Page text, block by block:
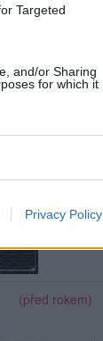
Targeted
and/or Sharing
for which it
Privacy Policy
(před rokem)